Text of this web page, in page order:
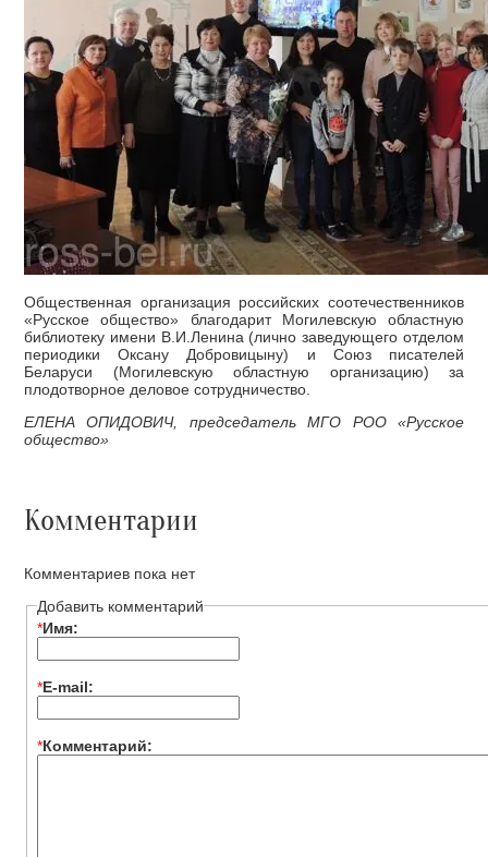
Общественная организация российских соотечественников
«Русское общество» благодарит Могилевскую областную
библиотеку имени В.И.Ленина (лично заведующего отделом
периодики Оксану Добровицыну) и Союз писателей
Беларуси (Могилевскую областную организацию) за
плодотворное деловое сотрудничество.
ЕЛЕНА ОПИДОВИЧ, председатель МГО РОО «Русское
общество»
Комментарии
Комментариев пока нет
Добавить комментарий
*Имя:
*E-mail:
*Комментарий: